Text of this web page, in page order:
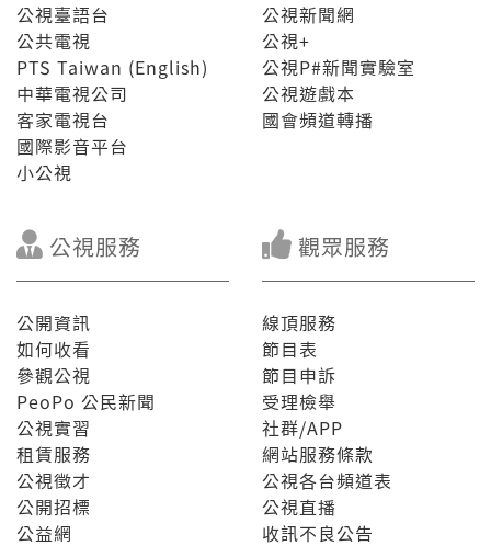
公視臺語台
公共電視
PTS Taiwan (English)
中華電視公司
客家電視台
國際影音平台
小公視
公視新聞網
公視+
公視P#新聞實驗室
公視遊戲本
國會頻道轉播
公視服務
公開資訊
如何收看
參觀公視
PeoPo 公民新聞
公視實習
租賃服務
公視徵才
公開招標
公益網
觀眾服務
線頂服務
節目表
節目申訴
受理檢舉
社群/APP
網站服務條款
公視各台頻道表
公視直播
收訊不良公告